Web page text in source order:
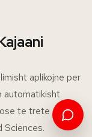
aplikojne per
automatikisht
te trete
Sciences.